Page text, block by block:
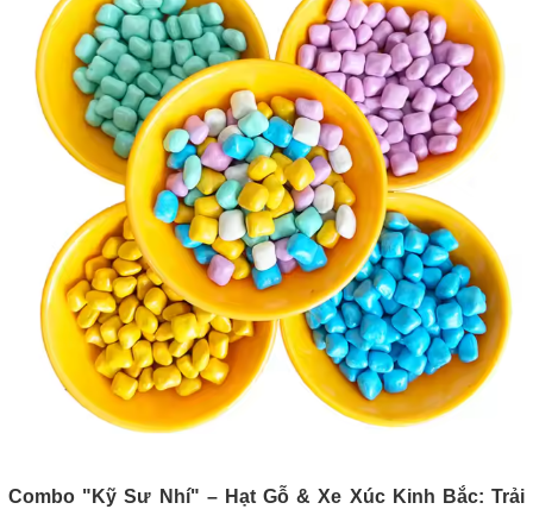
Combo "Kỹ Sư Nhí" – Hạt Gỗ & Xe Xúc Kinh Bắc: Trải